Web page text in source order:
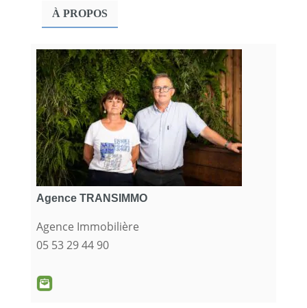
À PROPOS
Agence TRANSIMMO
Agence Immobilière
05 53 29 44 90